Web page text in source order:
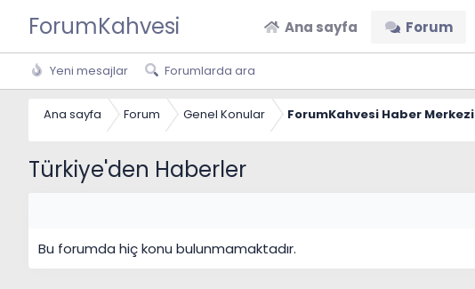
ForumKahvesi Ana sayfa Forum
Yeni mesajlar Forumlarda ara
Ana sayfa Forum Genel Konular ForumKahvesi Haber Merkezi
Türkiye'den Haberler
Bu forumda hiç konu bulunmamaktadır.